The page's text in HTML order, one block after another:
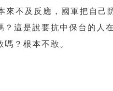
不及反應，國軍把自己
這是說要抗中保台的人
？根本不敢。